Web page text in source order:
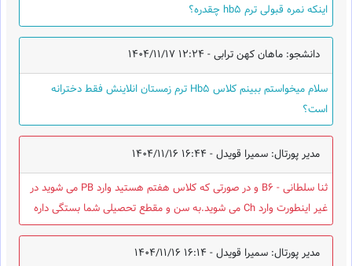
اینکه نمره قبولی ترم hb5 چقدره؟
دانشجو: ماهان کهن ترابی - 1404/11/17 12:24
سلام میخواستم ببینم کلاس Hb5 ترم زمستان انلاینش فقط دخترانه
است؟
مدیر پورتال: سمیرا قویدل - 1404/11/16 16:44
ثنا سلطانی - B6 و در صورتی که کلاس هفتم هستید وارد PB می شوید در
غیر اینطورت وارد Ch می شوید.به سن و مقطع تحصیلی شما بستگی داره
مدیر پورتال: سمیرا قویدل - 1404/11/16 16:14